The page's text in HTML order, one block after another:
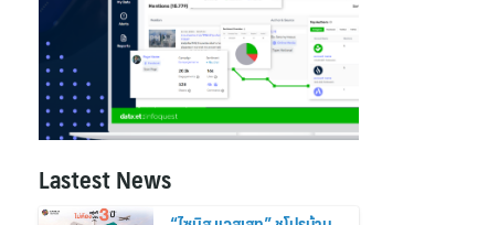
Lastest News